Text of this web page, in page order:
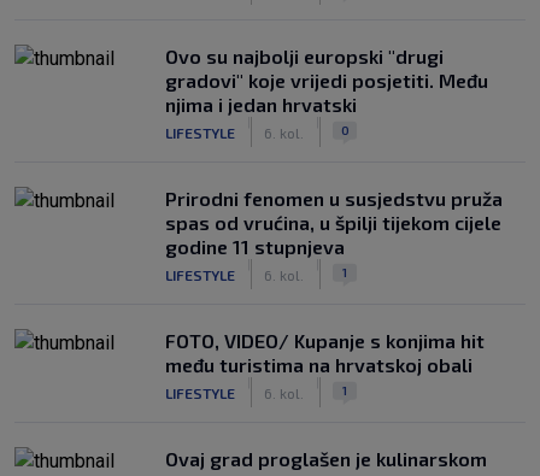
Ovo su najbolji europski "drugi
gradovi" koje vrijedi posjetiti. Među
njima i jedan hrvatski
LIFESTYLE 6. kol. 0
Prirodni fenomen u susjedstvu pruža
spas od vrućina, u špilji tijekom cijele
godine 11 stupnjeva
LIFESTYLE 6. kol. 1
FOTO, VIDEO/ Kupanje s konjima hit
među turistima na hrvatskoj obali
LIFESTYLE 6. kol. 1
Ovaj grad proglašen je kulinarskom